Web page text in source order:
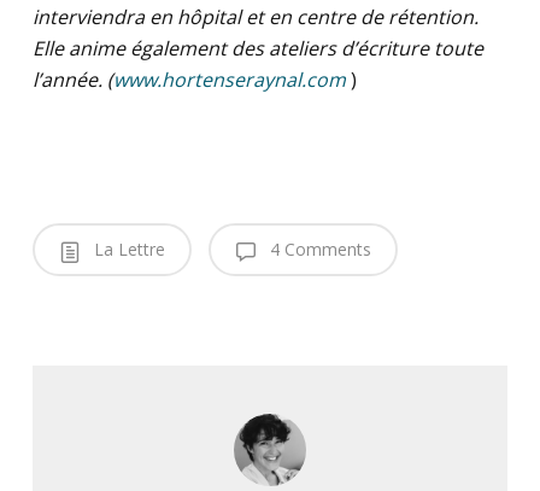
interviendra en hôpital et en centre de rétention.
Elle anime également des ateliers d’écriture toute
l’année. (www.hortenseraynal.com)
La Lettre 4 Comments